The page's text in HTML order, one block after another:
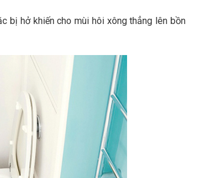
bị hở khiến cho mùi hôi xông thẳng lên bồn